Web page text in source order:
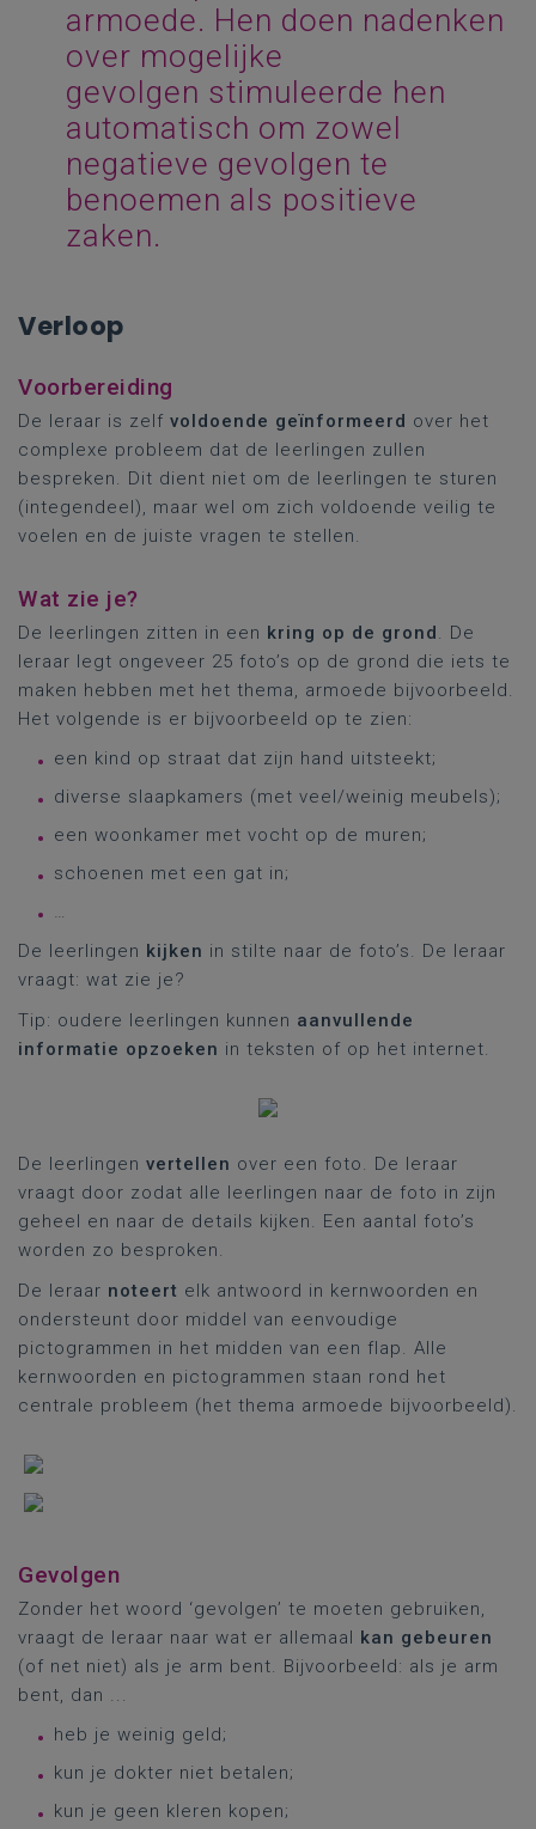
armoede. Hen doen nadenken
over mogelijke
gevolgen stimuleerde hen
automatisch om zowel
negatieve gevolgen te
benoemen als positieve
zaken.
Verloop
Voorbereiding
De leraar is zelf voldoende geïnformeerd over het
complexe probleem dat de leerlingen zullen
bespreken. Dit dient niet om de leerlingen te sturen
(integendeel), maar wel om zich voldoende veilig te
voelen en de juiste vragen te stellen.
Wat zie je?
De leerlingen zitten in een kring op de grond. De
leraar legt ongeveer 25 foto’s op de grond die iets te
maken hebben met het thema, armoede bijvoorbeeld.
Het volgende is er bijvoorbeeld op te zien:
een kind op straat dat zijn hand uitsteekt;
diverse slaapkamers (met veel/weinig meubels);
een woonkamer met vocht op de muren;
schoenen met een gat in;
…
De leerlingen kijken in stilte naar de foto’s. De leraar
vraagt: wat zie je?
Tip: oudere leerlingen kunnen aanvullende
informatie opzoeken in teksten of op het internet.
De leerlingen vertellen over een foto. De leraar
vraagt door zodat alle leerlingen naar de foto in zijn
geheel en naar de details kijken. Een aantal foto’s
worden zo besproken.
De leraar noteert elk antwoord in kernwoorden en
ondersteunt door middel van eenvoudige
pictogrammen in het midden van een flap. Alle
kernwoorden en pictogrammen staan rond het
centrale probleem (het thema armoede bijvoorbeeld).
Gevolgen
Zonder het woord ‘gevolgen’ te moeten gebruiken,
vraagt de leraar naar wat er allemaal kan gebeuren
(of net niet) als je arm bent. Bijvoorbeeld: als je arm
bent, dan ...
heb je weinig geld;
kun je dokter niet betalen;
kun je geen kleren kopen;